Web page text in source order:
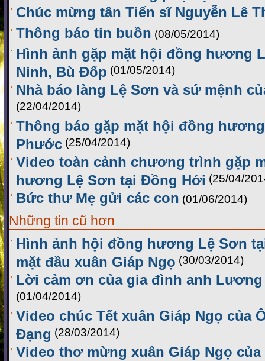
Chúc mừng tân Tiến sĩ Nguyễn Lê
Thông báo tin buồn (08/05/2014)
Hình ảnh gặp mặt hội đồng hương
Ninh, Bù Đốp (01/05/2014)
Nhà báo làng Lệ Sơn và sứ mệnh
(22/04/2014)
Thông báo gặp mặt hội đồng
Phước (25/04/2014)
Video toàn cảnh chương trình gặp
hương Lệ Sơn tại Đồng Hới (25/04/
Bức thư Mẹ gửi các con (01/06/2014)
Những tin cũ hơn
Hình ảnh hội đồng hương Lệ Sơn
mặt đầu xuân Giáp Ngọ (30/03/2014)
Lời cảm ơn của gia đình anh Lương
(01/04/2014)
Video chúc Tết xuân Giáp Ngọ của
Đạng (28/03/2014)
Video thơ mừng xuân Giáp Ngọ